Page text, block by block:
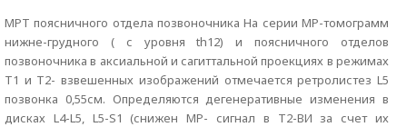
МРТ поясничного отдела позвоночника На серии МР-томограмм
нижне-грудного ( с уровня th12) и поясничного отделов
позвоночника в аксиальной и сагиттальной проекциях в режимах
Т1 и Т2- взвешенных изображений отмечается ретролистез L5
позвонка 0,55см. Определяются дегенеративные изменения в
дисках L4-L5, L5-S1 (снижен МР- сигнал в Т2-ВИ за счет их